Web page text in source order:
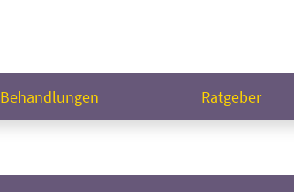
Behandlungen Ratgeber